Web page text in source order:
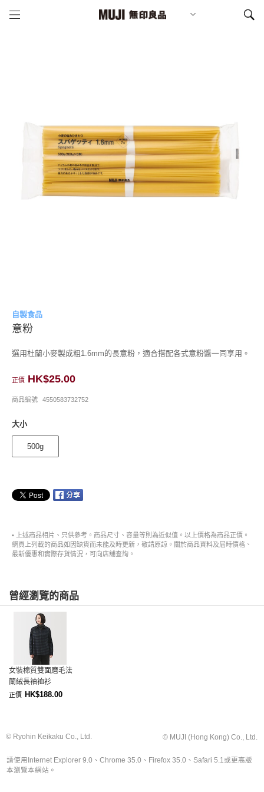
自製食品
意粉
選用杜蘭小麥製成粗1.6mm的長意粉，適合搭配各式意粉醬一同享用。
正價 HK$25.00
商品編號 4550583732752
大小
500g
• 上述商品相片、只供參考。商品尺寸、容量等則為近似值。以上價格為商品正價。
網頁上列載的商品如因缺貨而未能及時更新，敬請原諒。關於商品資料及屆時價格、
最新優惠和實際存貨情況，可向店舖查詢。
曾經瀏覽的商品
女裝棉質雙面磨毛法
蘭絨長袖裇衫
正價 HK$188.00
© Ryohin Keikaku Co., Ltd. © MUJI (Hong Kong) Co., Ltd.
請使用Internet Explorer 9.0、Chrome 35.0、Firefox 35.0、Safari 5.1或更高版
本瀏覽本網站。